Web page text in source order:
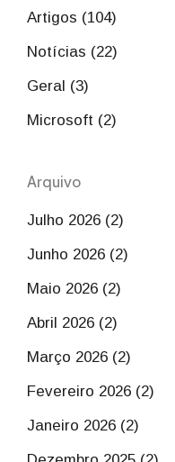
Artigos (104)
Notícias (22)
Geral (3)
Microsoft (2)
Arquivo
Julho 2026 (2)
Junho 2026 (2)
Maio 2026 (2)
Abril 2026 (2)
Março 2026 (2)
Fevereiro 2026 (2)
Janeiro 2026 (2)